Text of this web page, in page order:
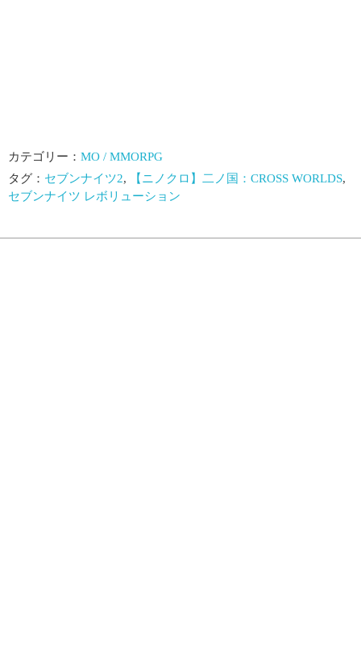
カテゴリー： MO / MMORPG
タグ： セブンナイツ2, 【ニノクロ】二ノ国：CROSS WORLDS,
セブンナイツ レボリューション